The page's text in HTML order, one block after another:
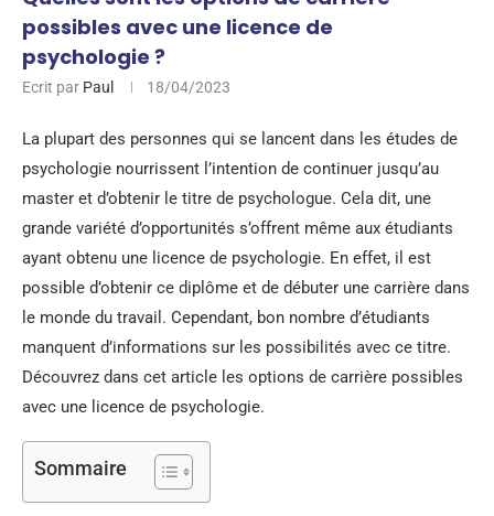
possibles avec une licence de
psychologie ?
Ecrit par Paul 18/04/2023
La plupart des personnes qui se lancent dans les études de
psychologie nourrissent l’intention de continuer jusqu’au
master et d’obtenir le titre de psychologue. Cela dit, une
grande variété d’opportunités s’offrent même aux étudiants
ayant obtenu une licence de psychologie. En effet, il est
possible d’obtenir ce diplôme et de débuter une carrière dans
le monde du travail. Cependant, bon nombre d’étudiants
manquent d’informations sur les possibilités avec ce titre.
Découvrez dans cet article les options de carrière possibles
avec une licence de psychologie.
Sommaire